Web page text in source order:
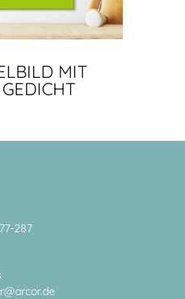
MIT
287